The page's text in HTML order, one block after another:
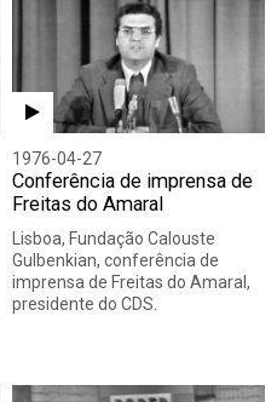
1976-04-27
Conferência de imprensa de
Freitas do Amaral
Lisboa, Fundação Calouste
Gulbenkian, conferência de
imprensa de Freitas do Amaral,
presidente do CDS.